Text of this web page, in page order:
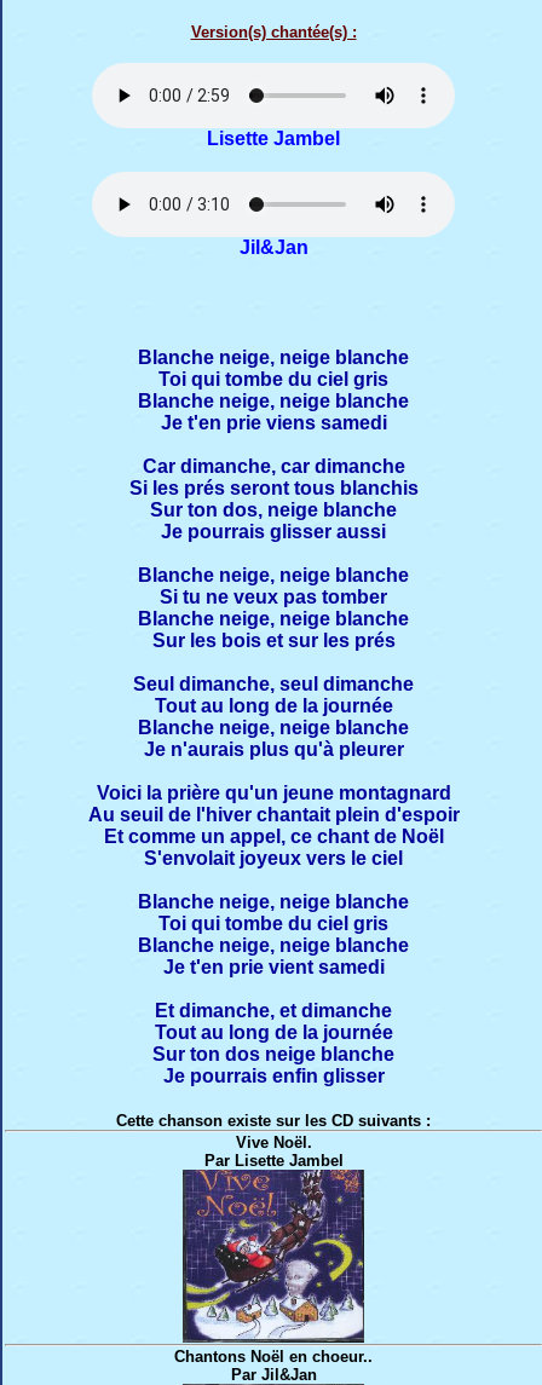
Version(s) chantée(s) :
Lisette Jambel
Jil&Jan
Blanche neige, neige blanche
Toi qui tombe du ciel gris
Blanche neige, neige blanche
Je t'en prie viens samedi
Car dimanche, car dimanche
Si les prés seront tous blanchis
Sur ton dos, neige blanche
Je pourrais glisser aussi
Blanche neige, neige blanche
Si tu ne veux pas tomber
Blanche neige, neige blanche
Sur les bois et sur les prés
Seul dimanche, seul dimanche
Tout au long de la journée
Blanche neige, neige blanche
Je n'aurais plus qu'à pleurer
Voici la prière qu'un jeune montagnard
Au seuil de l'hiver chantait plein d'espoir
Et comme un appel, ce chant de Noël
S'envolait joyeux vers le ciel
Blanche neige, neige blanche
Toi qui tombe du ciel gris
Blanche neige, neige blanche
Je t'en prie vient samedi
Et dimanche, et dimanche
Tout au long de la journée
Sur ton dos neige blanche
Je pourrais enfin glisser
Cette chanson existe sur les CD suivants :
Vive Noël.
Par Lisette Jambel
Chantons Noël en choeur..
Par Jil&Jan